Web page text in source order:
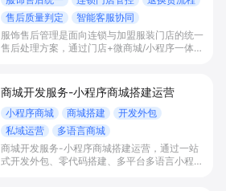
售后质量判定
智能客服协同
服饰售后管理是面向连锁与加盟服装门店的统一
售后处理方案，通过门店+微商城/小程序一体化
并提升服务口碑与复购。
商城开发服务-小程序商城搭建运营
小程序商城 商城搭建
开发外包
私域运营
多语言商城
商城开发服务-小程序商城搭建运营，通过一站
式开发外包、零代码搭建、多平台多语言小程序